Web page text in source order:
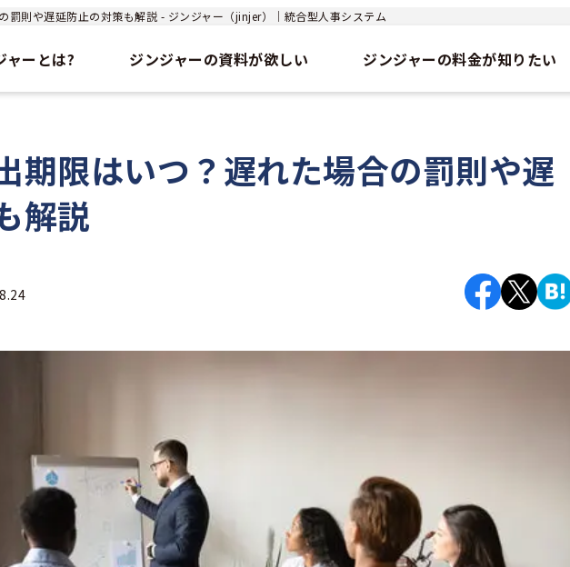
罰則や遅延防止の対策も解説 - ジンジャー（jinjer）｜統合型人事システム
ャーとは? ジンジャーの資料が欲しい ジンジャーの料金が知りたい
期限はいつ？遅れた場合の罰則や遅
解説